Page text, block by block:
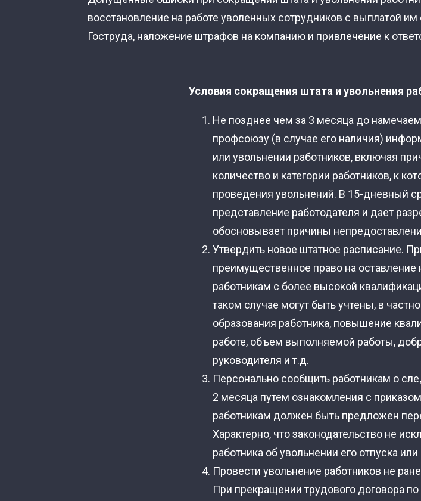
восстановление на работе уволенных сотрудников с выплатой
Гоструда, наложение штрафов на компанию и привлечение к
Условия сокращения штата и увольнения
Не позднее чем за 3 месяца до
профсоюзу (в случае его наличия)
или увольнении работников, включая
количество и категории работников, к
проведения увольнений. В 15-дневный
представление работодателя и дает
обосновывает причины
Утвердить новое штатное расписание.
преимущественное право на оставление
работникам с более высокой
таком случае могут быть учтены, в
образования работника, повышение
работе, объем выполняемой работы,
руководителя и т.д.
Персонально сообщить работникам о
2 месяца путем ознакомления с
работникам должен быть предложен
Характерно, что законодательство не
работника об увольнении его отпуска
Провести увольнение работников не
При прекращении трудового договора